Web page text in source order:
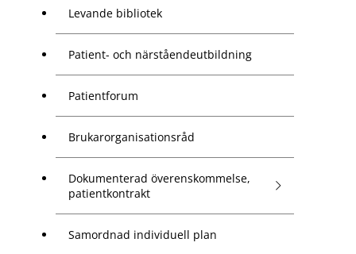
Levande bibliotek​
Patient- och närståendeutbildning
Patientforum
Brukarorganisationsråd
Dokumenterad överenskommelse,
patientkontrakt
Samordnad individuell plan